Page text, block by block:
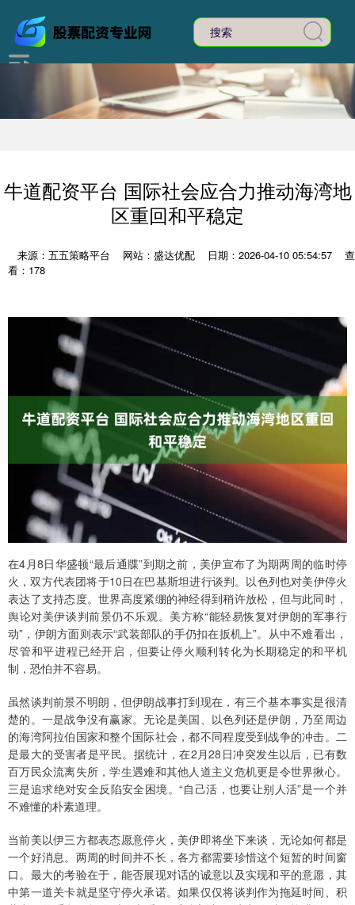
牛道配资平台 国际社会应合力推动海湾地
区重回和平稳定
来源：五五策略平台 网站：盛达优配 日期：2026-04-10 05:54:57
查
看：178
在4月8日华盛顿“最后通牒”到期之前，美伊宣布了为期两周的临时停
火，双方代表团将于10日在巴基斯坦进行谈判。以色列也对美伊停火
表达了支持态度。世界高度紧绷的神经得到稍许放松，但与此同时，
舆论对美伊谈判前景仍不乐观。美方称“能轻易恢复对伊朗的军事行
动”，伊朗方面则表示“武装部队的手仍扣在扳机上”。从中不难看出，
尽管和平进程已经开启，但要让停火顺利转化为长期稳定的和平机
制，恐怕并不容易。
虽然谈判前景不明朗，但伊朗战事打到现在，有三个基本事实是很清
楚的。一是战争没有赢家。无论是美国、以色列还是伊朗，乃至周边
的海湾阿拉伯国家和整个国际社会，都不同程度受到战争的冲击。二
是最大的受害者是平民。据统计，在2月28日冲突发生以后，已有数
百万民众流离失所，学生遇难和其他人道主义危机更是令世界揪心。
三是追求绝对安全反陷安全困境。“自己活，也要让别人活”是一个并
不难懂的朴素道理。
当前美以伊三方都表态愿意停火，美伊即将坐下来谈，无论如何都是
一个好消息。两周的时间并不长，各方都需要珍惜这个短暂的时间窗
口。最大的考验在于，能否展现对话的诚意以及实现和平的意愿，其
中第一道关卡就是坚守停火承诺。如果仅仅将谈判作为拖延时间、积